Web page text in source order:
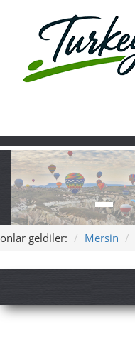
onlar geldiler: Mersin